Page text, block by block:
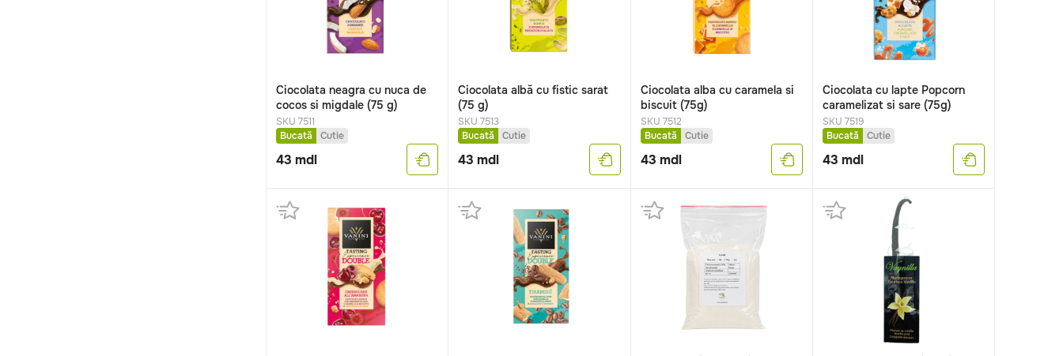
Ciocolata neagra cu nuca de
cocos si migdale (75 g)
SKU 7511
Bucată
Cutie
43 mdl
Ciocolata albă cu fistic sarat
(75 g)
SKU 7513
Bucată
Cutie
43 mdl
Ciocolata alba cu caramela si
biscuit (75g)
SKU 7512
Bucată
Cutie
43 mdl
Ciocolata cu lapte Popcorn
caramelizat si sare (75g)
SKU 7519
Bucată
Cutie
43 mdl